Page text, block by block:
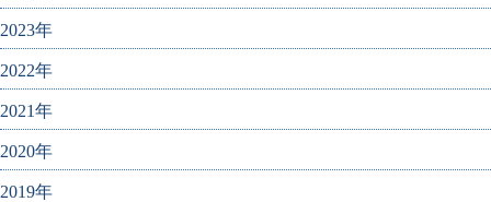
2023年
2022年
2021年
2020年
2019年